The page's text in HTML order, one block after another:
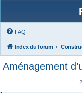
FAQ
Index du forum
Aménagement